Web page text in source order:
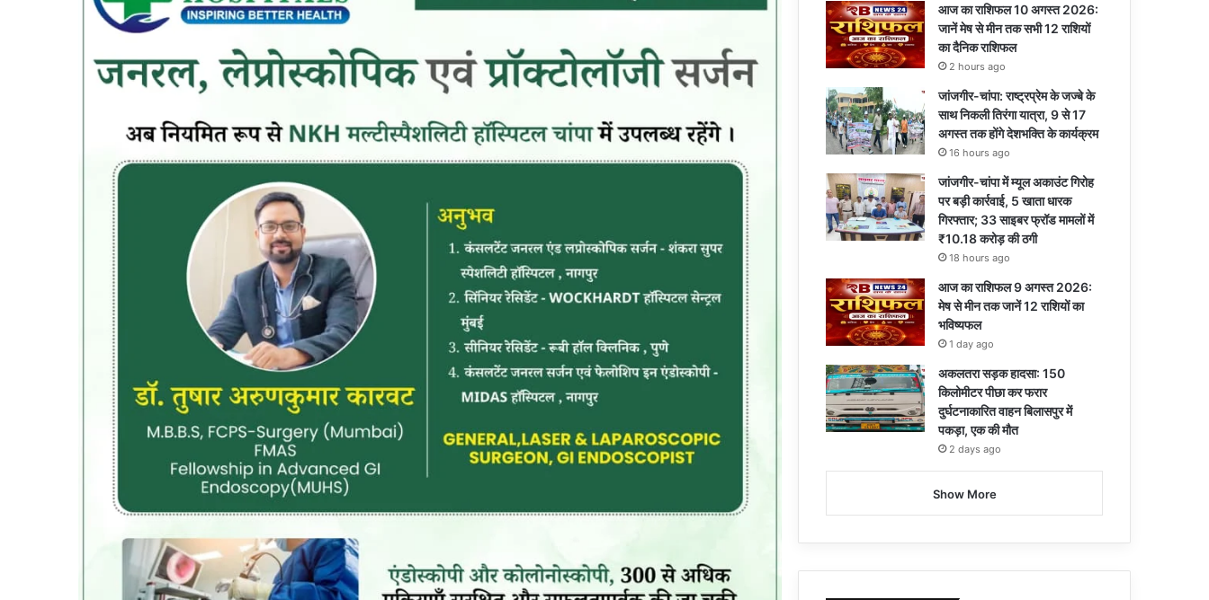
आज का राशिफल 10 अगस्त 2026:
जानें मेष से मीन तक सभी 12 राशियों
का दैनिक राशिफल
2 hours ago
जांजगीर-चांपा: राष्ट्रप्रेम के जज्बे के
साथ निकली तिरंगा यात्रा, 9 से 17
अगस्त तक होंगे देशभक्ति के कार्यक्रम
16 hours ago
जांजगीर-चांपा में म्यूल अकाउंट गिरोह
पर बड़ी कार्रवाई, 5 खाता धारक
गिरफ्तार; 33 साइबर फ्रॉड मामलों में
₹10.18 करोड़ की ठगी
18 hours ago
आज का राशिफल 9 अगस्त 2026:
मेष से मीन तक जानें 12 राशियों का
भविष्यफल
1 day ago
अकलतरा सड़क हादसा: 150
किलोमीटर पीछा कर फरार
दुर्घटनाकारित वाहन बिलासपुर में
पकड़ा, एक की मौत
2 days ago
Show More